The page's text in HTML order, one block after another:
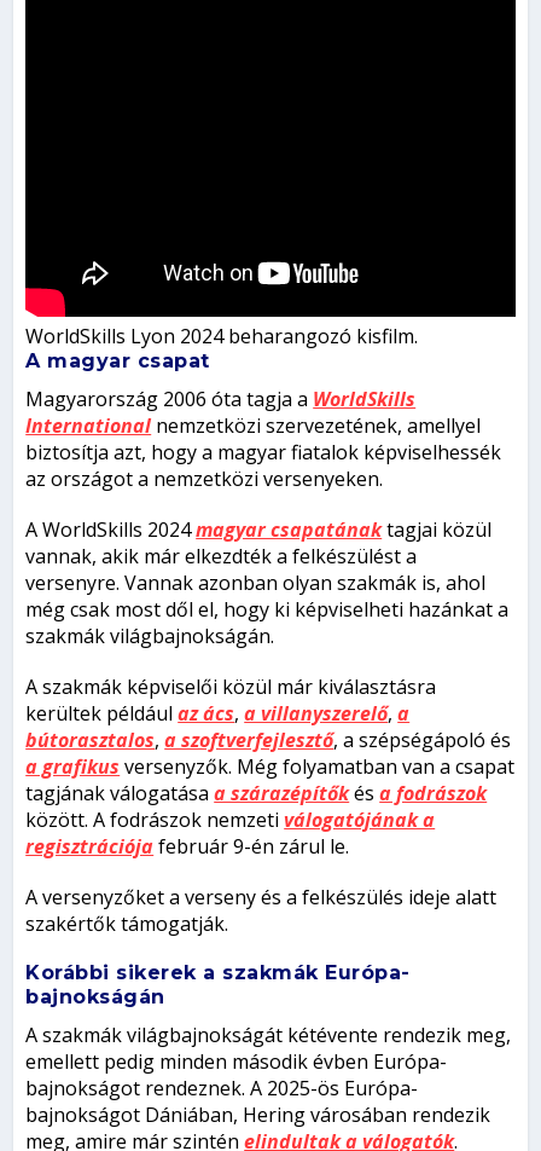
WorldSkills Lyon 2024 beharangozó kisfilm.
A magyar csapat
Magyarország 2006 óta tagja a WorldSkills
International nemzetközi szervezetének, amellyel
biztosítja azt, hogy a magyar fiatalok képviselhessék
az országot a nemzetközi versenyeken.
A WorldSkills 2024magyar csapatánaktagjai közül
vannak, akik már elkezdték a felkészülést a
versenyre. Vannak azonban olyan szakmák is, ahol
még csak most dől el, hogy ki képviselheti hazánkat a
szakmák világbajnokságán.
A szakmák képviselői közül már kiválasztásra
kerültek példáulaz ács,a villanyszerelő,a
bútorasztalos,a szoftverfejlesztő, a szépségápoló és
a grafikus versenyzők. Még folyamatban van a csapat
tagjának válogatásaa szárazépítőkésa fodrászok
között. A fodrászok nemzetiválogatójának a
regisztrációjafebruár 9-én zárul le.
A versenyzőket a verseny és a felkészülés ideje alatt
szakértők támogatják.
Korábbi sikerek a szakmák Európa-
bajnokságán
A szakmák világbajnokságát kétévente rendezik meg,
emellett pedig minden második évben Európa-
bajnokságot rendeznek. A 2025-ös Európa-
bajnokságot Dániában, Hering városában rendezik
meg, amire már szinténelindultak a válogatók.